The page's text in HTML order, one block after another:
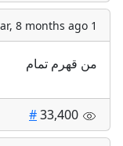
1 year, 8 months ago
من قهرم تمام
#